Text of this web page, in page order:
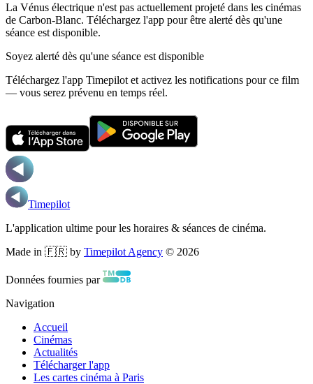
La Vénus électrique n'est pas actuellement projeté dans les cinémas
de Carbon-Blanc. Téléchargez l'app pour être alerté dès qu'une
séance est disponible.
Soyez alerté dès qu'une séance est disponible
Téléchargez l'app Timepilot et activez les notifications pour ce film
— vous serez prévenu en temps réel.
Timepilot
L'application ultime pour les horaires & séances de cinéma.
Made in 🇫🇷 by Timepilot Agency © 2026
Données fournies par
Navigation
Accueil
Cinémas
Actualités
Télécharger l'app
Les cartes cinéma à Paris